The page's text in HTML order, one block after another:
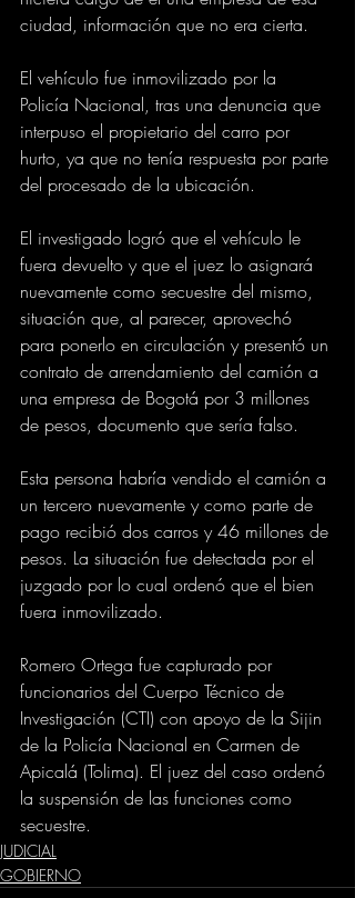
ciudad, información que no era cierta.
El vehículo fue inmovilizado por la
Policía Nacional, tras una denuncia que
interpuso el propietario del carro por
hurto, ya que no tenía respuesta por parte
del procesado de la ubicación.
El investigado logró que el vehículo le
fuera devuelto y que el juez lo asignará
nuevamente como secuestre del mismo,
situación que, al parecer, aprovechó
para ponerlo en circulación y presentó un
contrato de arrendamiento del camión a
una empresa de Bogotá por 3 millones
de pesos, documento que sería falso.
Esta persona habría vendido el camión a
un tercero nuevamente y como parte de
pago recibió dos carros y 46 millones de
pesos. La situación fue detectada por el
juzgado por lo cual ordenó que el bien
fuera inmovilizado.
Romero Ortega fue capturado por
funcionarios del Cuerpo Técnico de
Investigación (CTI) con apoyo de la Sijin
de la Policía Nacional en Carmen de
Apicalá (Tolima). El juez del caso ordenó
la suspensión de las funciones como
secuestre.
JUDICIAL
GOBIERNO